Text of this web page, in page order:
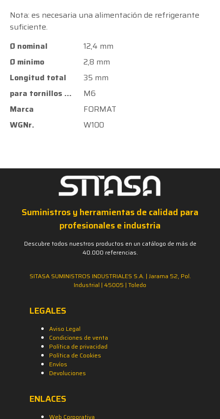
Nota: es necesaria una alimentación de refrigerante
suficiente.
Ø nominal
12,4 mm
Ø mínimo
2,8 mm
Longitud total
35 mm
para tornillos avellanados
M6
Marca
FORMAT
WGNr.
W100
Suministros y herramientas de calidad para
profesionales e industria
Descubre todos nuestros productos en un catálogo de más de
40.000 referencias.
SITASA SUMINISTROS INDUSTRIALES S.A. | Jarama 52, Pol.
Industrial | 45005 | Toledo
LEGALES
Aviso Legal
Condiciones de venta
Política de privacidad
Política de Cookies
Envíos
Devoluciones
ENLACES
Web Corporativa